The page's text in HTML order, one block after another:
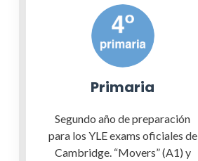
Primaria
Segundo año de preparación
para los YLE exams oficiales de
Cambridge. “Movers” (A1) y